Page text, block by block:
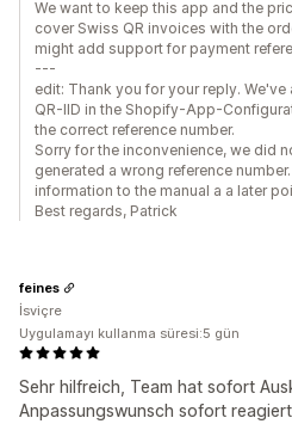
We want to keep this app and the
cover Swiss QR invoices with the
might add support for payment
---
edit: Thank you for your reply.
QR-IID in the Shopify-App-
the correct reference number.
Sorry for the inconvenience, we did
generated a wrong reference
information to the manual a a later
Best regards, Patrick
Sehr hilfreich, Team hat sofort
Anpassungswunsch sofort
feines
İsviçre
Uygulamayı kullanma süresi:5 gün